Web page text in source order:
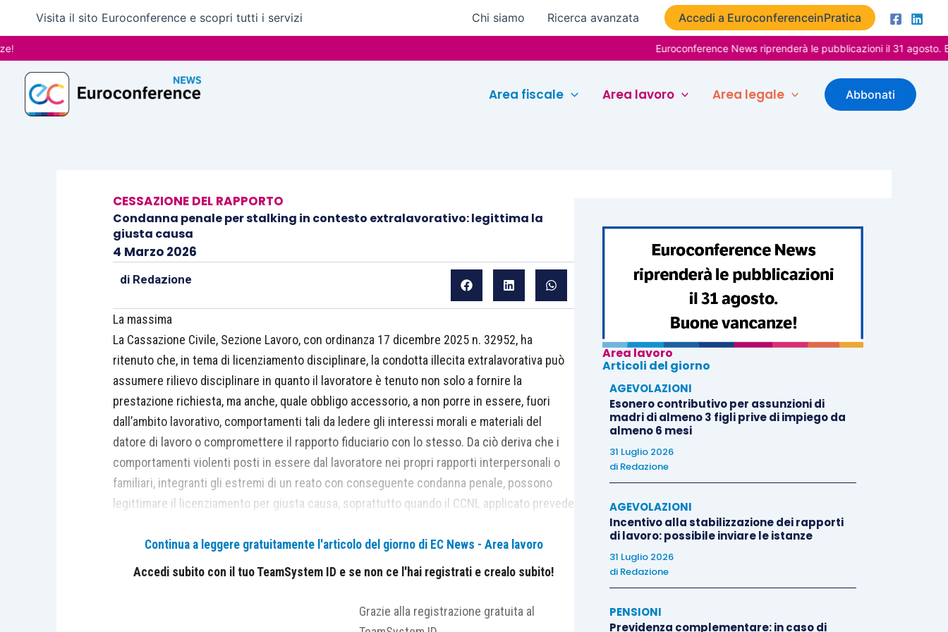
contenuto
Visita il sito Euroconference e scopri tutti i servizi Chi siamo Ricerca avanzata Accedi a EuroconferenceinPratica
Euroconference News riprenderà le pubblicazioni il 31 agosto. Buone
Area fiscale Area lavoro Area legale Abbonati
CESSAZIONE DEL RAPPORTO
Condanna penale per stalking in contesto extralavorativo: legittima la
giusta causa
4 Marzo 2026
di Redazione
La massima
La Cassazione Civile, Sezione Lavoro, con ordinanza 17 dicembre 2025 n. 32952, ha
ritenuto che, in tema di licenziamento disciplinare, la condotta illecita extralavorativa può
assumere rilievo disciplinare in quanto il lavoratore è tenuto non solo a fornire la
prestazione richiesta, ma anche, quale obbligo accessorio, a non porre in essere, fuori
dall’ambito lavorativo, comportamenti tali da ledere gli interessi morali e materiali del
datore di lavoro o compromettere il rapporto fiduciario con lo stesso. Da ciò deriva che i
comportamenti violenti posti in essere dal lavoratore nei propri rapporti interpersonali o
familiari, integranti gli estremi di un reato con conseguente condanna penale, possono
legittimare il licenziamento per giusta causa, soprattutto quando il CCNL applicato prevede
dignità della persona.
La Corte di Cassazione è chiamata a esaminare il ricorso di un’azienda di nettezza urbana
contro la decisione della Corte d’Appello di Napoli, che aveva dichiarato illegittimo il
Continua a leggere gratuitamente l'articolo del giorno di EC News - Area lavoro
Accedi subito con il tuo TeamSystem ID e se non ce l'hai registrati e crealo subito!
Grazie alla registrazione gratuita al
Area lavoro
Articoli del giorno
AGEVOLAZIONI
Esonero contributivo per assunzioni di
madri di almeno 3 figli prive di impiego da
almeno 6 mesi
31 Luglio 2026
di Redazione
AGEVOLAZIONI
Incentivo alla stabilizzazione dei rapporti
di lavoro: possibile inviare le istanze
31 Luglio 2026
di Redazione
PENSIONI
Previdenza complementare: in caso di